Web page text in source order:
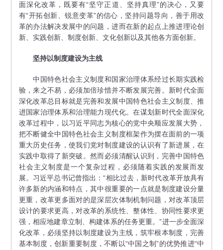
面深化改革，既要有“坚守正道、坚持真理”的决心，又要
有“开拓创新、锐意变革”的信心，坚持问题导向，善于用改
革的办法解决发展中的问题，进而在新的起点上推进理论创
新、实践创新、制度创新、文化创新以及其他各方面创新。
坚持以制度建设为主线
中国特色社会主义制度和国家治理体系经过长期实践检
验，来之不易，必须加倍珍惜并不断发展完善。新时代全面
深化改革总目标就是完善和发展中国特色社会主义制度、推
进国家治理体系和治理能力现代化。在谋划新时代全面深化
改革过程中，以习近平同志为核心的党中央顺应发展大势，
把不断健全中国特色社会主义制度框架作为摆在面前的一项
重大历史任务，使我们党对制度建设的认识有了新进展，在
实践中取得了新突破。然而必须清醒认识到，完善中国特色
社会主义制度是一个复杂过程，必须随着实践的发展而发
展。习近平总书记曾指出：“相比过去，新时代改革开放具有
许多新的内涵和特点，其中很重要的一点就是制度建设分量
更重，改革更多面对的是深层次体制机制问题，对改革顶层
设计的要求更高，对改革的系统性、整体性、协同性要求更
强，相应地建章立制、构建体系的任务更重。”进一步全面深
化改革，必须坚持以制度建设为主线，筑牢根本制度，完善
基本制度，创新重要制度，不断以“中国之制”的优势推进“中